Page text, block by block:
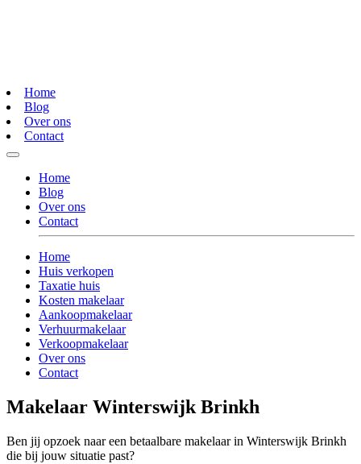
Home
Blog
Over ons
Contact
Home
Blog
Over ons
Contact
Home
Huis verkopen
Taxatie huis
Kosten makelaar
Aankoopmakelaar
Verhuurmakelaar
Verkoopmakelaar
Over ons
Contact
Makelaar Winterswijk Brinkh
Ben jij opzoek naar een betaalbare makelaar in Winterswijk Brinkh
die bij jouw situatie past?